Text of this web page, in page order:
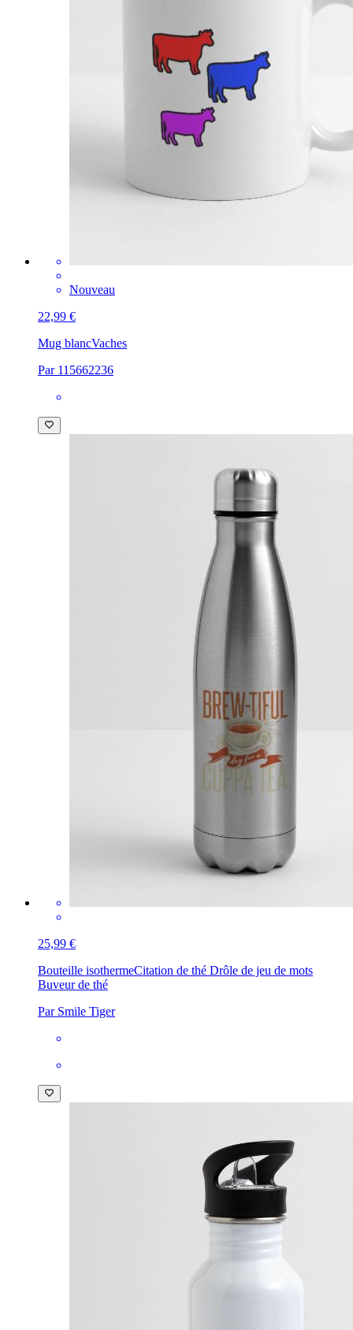
Nouveau
22,99 €
Mug blancVaches
Par 115662236
25,99 €
Bouteille isothermeCitation de thé Drôle de jeu de mots
Buveur de thé
Par Smile Tiger